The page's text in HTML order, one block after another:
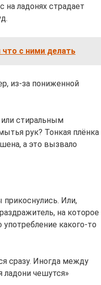
на ладонях страдает
с ними делать
из‑за пониженной
стиральным
рук? Тонкая плёнка
а это вызвало
Или,
на которое
какого‑то
сразу. Иногда между
ладони чешутся»